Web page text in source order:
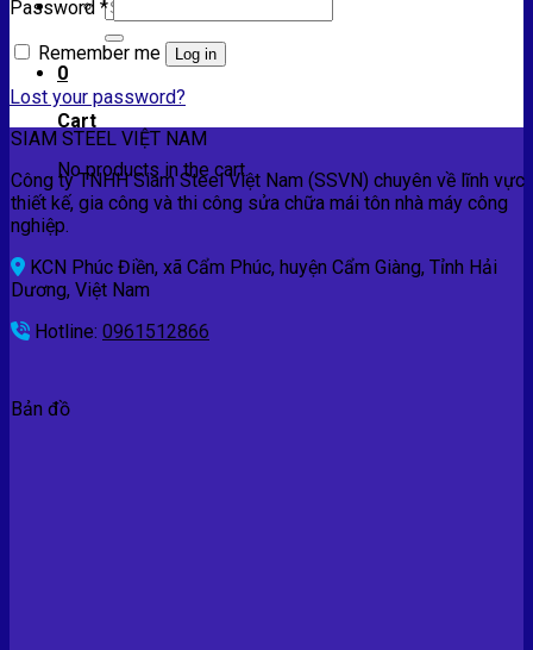
Search
for:
0
Cart
No products in the cart.
Password *
Remember me
Log in
Lost your password?
SIAM STEEL VIỆT NAM
Công ty TNHH Siam Steel Việt Nam (SSVN) chuyên về lĩnh vực
thiết kế, gia công và thi công sửa chữa mái tôn nhà máy công
nghiệp.
KCN Phúc Điền, xã Cẩm Phúc, huyện Cẩm Giàng, Tỉnh Hải
Dương, Việt Nam
Hotline: 0961512866
Bản đồ